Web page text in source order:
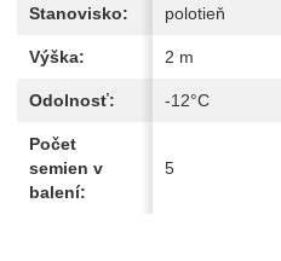
Stanovisko: polotieň
Výška: 2 m
Odolnosť: -12°C
Počet
semien v
balení:
5